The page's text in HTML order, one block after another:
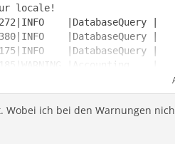
ich bei den Warnungen